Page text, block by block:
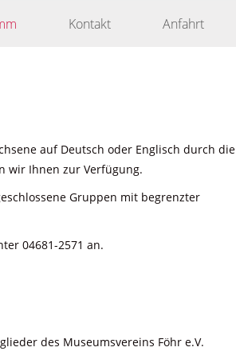
Kontakt Anfahrt
auf Deutsch oder Englisch durch die
wir Ihnen zur Verfügung.
Gruppen mit begrenzter
04681-2571 an.
des Museumsvereins Föhr e.V.